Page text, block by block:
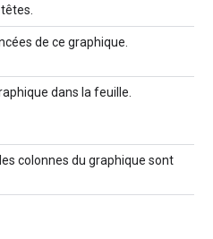
de ce graphique.
dans la feuille.
colonnes du graphique sont